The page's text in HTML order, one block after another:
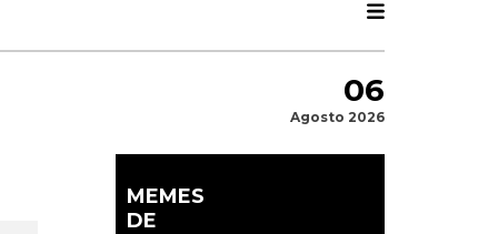
06
Agosto 2026
MEMES
DE